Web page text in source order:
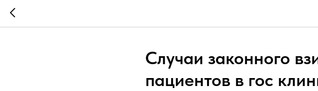
Случаи законного
пациентов в гос